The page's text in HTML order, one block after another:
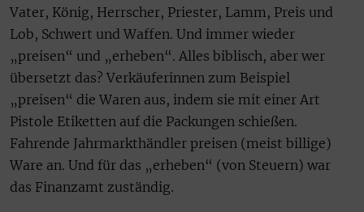
Vater, König, Herrscher, Priester, Lamm, Preis und
Lob, Schwert und Waffen. Und immer wieder
„preisen“ und „erheben“. Alles biblisch, aber wer
übersetzt das? Verkäuferinnen zum Beispiel
„preisen“ die Waren aus, indem sie mit einer Art
Pistole Etiketten auf die Packungen schießen.
Fahrende Jahrmarkthändler preisen (meist billige)
Ware an. Und für das „erheben“ (von Steuern) war
das Finanzamt zuständig.